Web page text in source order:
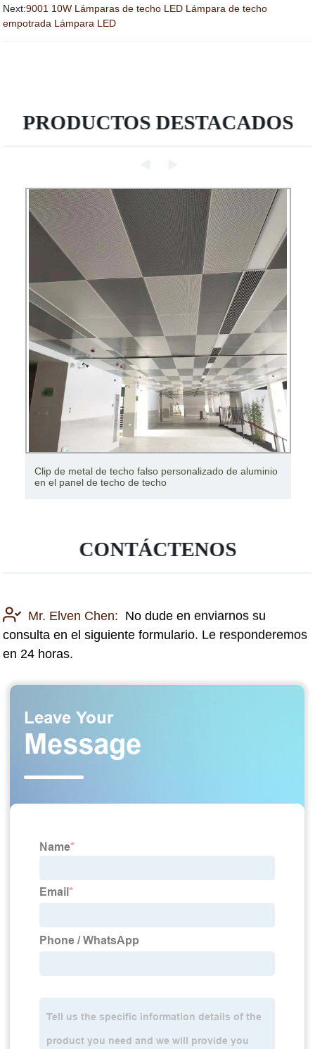
Next:9001 10W Lámparas de techo LED Lámpara de techo
empotrada Lámpara LED
PRODUCTOS DESTACADOS
Clip de metal de techo falso personalizado de aluminio
en el panel de techo de techo
CONTÁCTENOS
Mr. Elven Chen: No dude en enviarnos su
consulta en el siguiente formulario. Le responderemos
en 24 horas.